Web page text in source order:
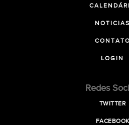
NOTICIAS
CONTATO
LOGIN
Redes
TWITTER
FACEBOOK